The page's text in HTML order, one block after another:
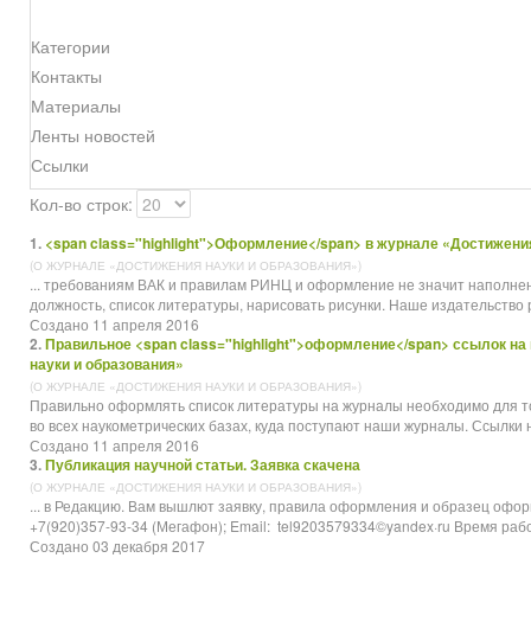
Категории
Контакты
Материалы
Ленты новостей
Ссылки
Кол-во строк:
1. <span class="highlight">Оформление</span> в журнале
(О ЖУРНАЛЕ «ДОСТИЖЕНИЯ НАУКИ И ОБРАЗОВАНИЯ»)
... требованиям ВАК и правилам РИНЦ и оформление не значит
должность, список литературы, нарисовать рисунки. Наше
Создано 11 апреля 2016
2.Правильное <span class="highlight">оформление</span> ссылок
науки и образования»
(О ЖУРНАЛЕ «ДОСТИЖЕНИЯ НАУКИ И ОБРАЗОВАНИЯ»)
Правильно оформлять список литературы на журналы необходимо для
во всех наукометрических базах, куда поступают наши журналы.
Создано 11 апреля 2016
3.Публикация научной статьи. Заявка скачена
(О ЖУРНАЛЕ «ДОСТИЖЕНИЯ НАУКИ И ОБРАЗОВАНИЯ»)
... в Редакцию. Вам вышлют заявку, правила оформления и образец
+7(920)357-93-34 (Мегафон); Email: tel9203579334©yandex·ru Время
Создано 03 декабря 2017